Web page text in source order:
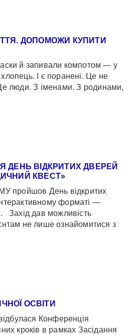
ДОПОМОЖИ КУПИТИ
й запивали компотом — у
І є поранені. Це не
люди. З іменами. З родинами,
ДЕНЬ ВІДКРИТИХ ДВЕРЕЙ
КВЕСТ»
пройшов День відкритих
форматі —
Захід дав можливість
не лише ознайомитися з
ОСВІТИ
Конференція
кроків в рамках Засідання